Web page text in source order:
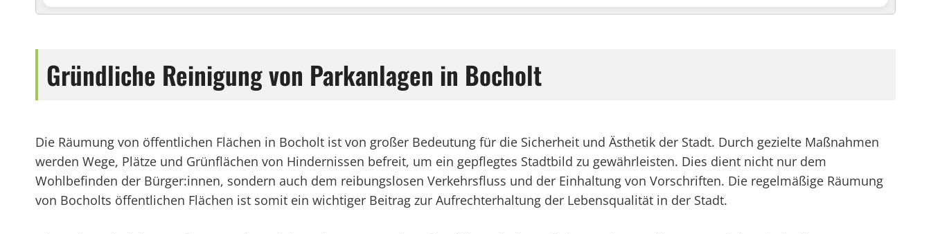
Gründliche Reinigung von Parkanlagen in Bocholt
Die Räumung von öffentlichen Flächen in Bocholt ist von großer Bedeutung für die Sicherheit und Ästhetik der Stadt. Durch gezielte Maßnahmen
werden Wege, Plätze und Grünflächen von Hindernissen befreit, um ein gepflegtes Stadtbild zu gewährleisten. Dies dient nicht nur dem
Wohlbefinden der Bürger:innen, sondern auch dem reibungslosen Verkehrsfluss und der Einhaltung von Vorschriften. Die regelmäßige Räumung
von Bocholts öffentlichen Flächen ist somit ein wichtiger Beitrag zur Aufrechterhaltung der Lebensqualität in der Stadt.